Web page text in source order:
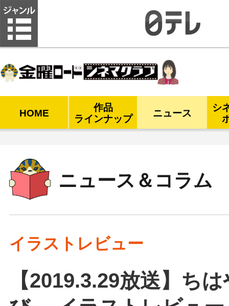
HOME
作品
ラインナップ
ニュース
シ
ニュース＆コラム
イラストレビュー
【2019.3.29放送】ち